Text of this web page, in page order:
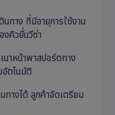
ทาง ที่มีอายุการใช้งาน
งคิวยื่นวีซ่า
นาหน้าพาสปอร์ตทาง
อัตโนมัติ
ทางได้ ลูกค้าจัดเตรียม